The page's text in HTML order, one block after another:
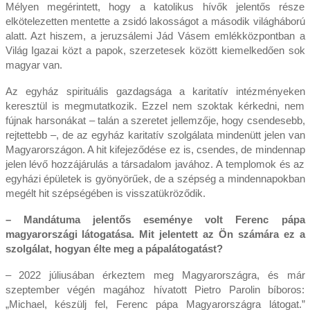
Mélyen megérintett, hogy a katolikus hívők jelentős része
elkötelezetten mentette a zsidó lakosságot a második világháború
alatt. Azt hiszem, a jeruzsálemi Jád Vásem emlékközpontban a
Világ Igazai közt a papok, szerzetesek között kiemelkedően sok
magyar van.
Az egyház spirituális gazdagsága a karitatív intézményeken
keresztül is megmutatkozik. Ezzel nem szoktak kérkedni, nem
fújnak harsonákat – talán a szeretet jellemzője, hogy csendesebb,
rejtettebb –, de az egyház karitatív szolgálata mindenütt jelen van
Magyarországon. A hit kifejeződése ez is, csendes, de mindennap
jelen lévő hozzájárulás a társadalom javához. A templomok és az
egyházi épületek is gyönyörűek, de a szépség a mindennapokban
megélt hit szépségében is visszatükröződik.
– Mandátuma jelentős eseménye volt Ferenc pápa
magyarországi látogatása. Mit jelentett az Ön számára ez a
szolgálat, hogyan élte meg a pápalátogatást?
– 2022 júliusában érkeztem meg Magyarországra, és már
szeptember végén magához hívatott Pietro Parolin bíboros:
„Michael, készülj fel, Ferenc pápa Magyarországra látogat.”